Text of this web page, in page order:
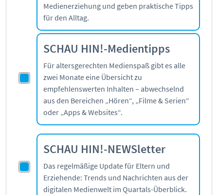
Medienerziehung und geben praktische Tipps
für den Alltag.
SCHAU HIN!-Medientipps
Für altersgerechten Medienspaß gibt es alle
zwei Monate eine Übersicht zu
empfehlenswerten Inhalten – abwechselnd
aus den Bereichen „Hören“, „Filme & Serien“
oder „Apps & Websites“.
SCHAU HIN!-NEWSletter
Das regelmäßige Update für Eltern und
Erziehende: Trends und Nachrichten aus der
digitalen Medienwelt im Quartals-Überblick.